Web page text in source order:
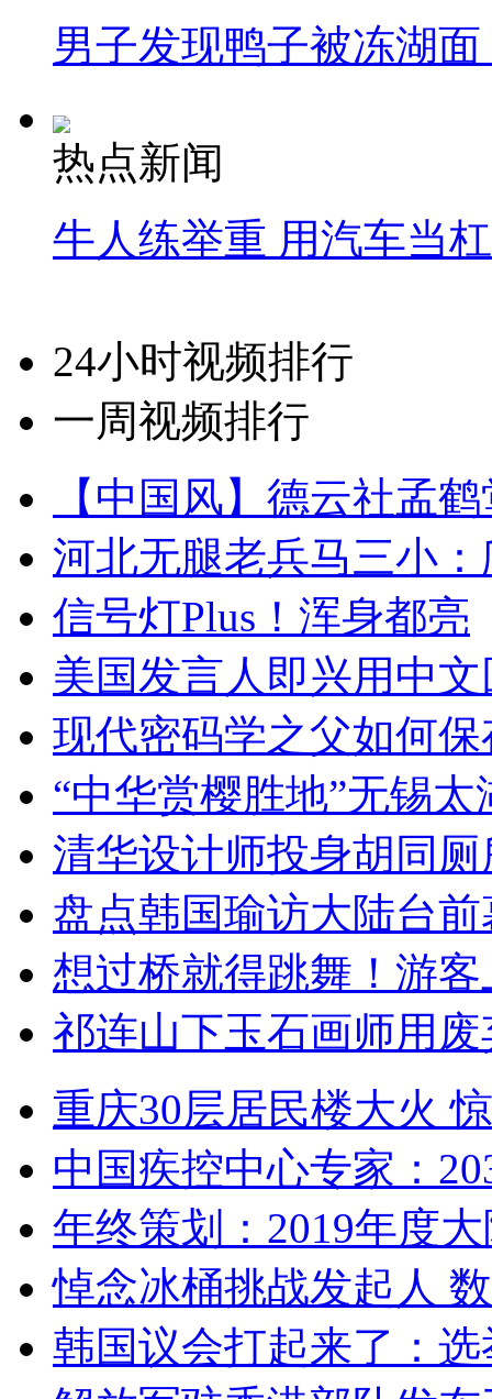
男子发现鸭子被冻湖
热点新闻
牛人练举重 用汽车当
24小时视频排行
一周视频排行
【中国风】德云社孟
河北无腿老兵马三小
信号灯Plus！浑身都亮
美国发言人即兴用中
现代密码学之父如何
“中华赏樱胜地”无锡
清华设计师投身胡同
盘点韩国瑜访大陆台
想过桥就得跳舞！游客
祁连山下玉石画师用
重庆30层居民楼大火
中国疾控中心专家：
年终策划：2019年度
悼念冰桶挑战发起人
韩国议会打起来了：